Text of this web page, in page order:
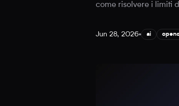
come risolvere i limiti
Jun 28, 2026• ai